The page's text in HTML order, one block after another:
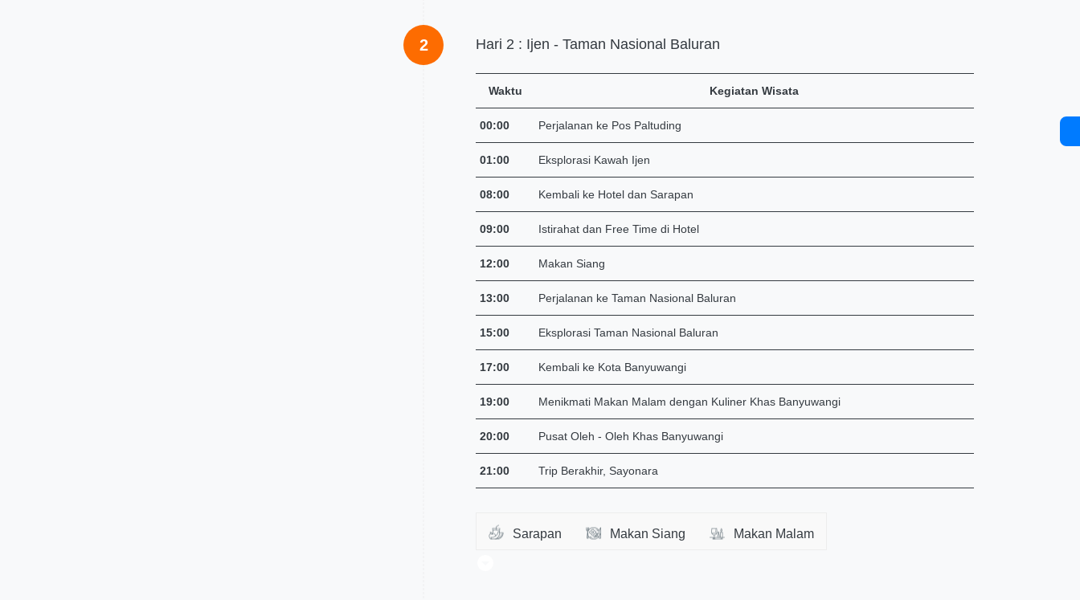
2 Hari 2 : Ijen - Taman Nasional Baluran
Waktu Kegiatan Wisata
00:00 Perjalanan ke Pos Paltuding
01:00 Eksplorasi Kawah Ijen
08:00 Kembali ke Hotel dan Sarapan
09:00 Istirahat dan Free Time di Hotel
12:00 Makan Siang
13:00 Perjalanan ke Taman Nasional Baluran
15:00 Eksplorasi Taman Nasional Baluran
17:00 Kembali ke Kota Banyuwangi
19:00 Menikmati Makan Malam dengan Kuliner Khas Banyuwangi
20:00 Pusat Oleh - Oleh Khas Banyuwangi
21:00 Trip Berakhir, Sayonara
Sarapan Makan Siang Makan Malam
No. HP
Dengan klik tombol pesan travel berikut berarti sudah menyetujui syarat & ketentuan.
Pesan Tour